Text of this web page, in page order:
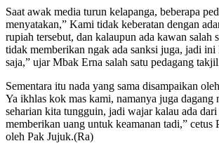
Saat awak media turun kelapanga, beberapa
menyatakan,” Kami tidak keberatan dengan
rupiah tersebut, dan kalaupun ada kawan salah
tidak memberikan ngak ada sanksi juga, jadi ini
saja,” ujar Mbak Erna salah satu pedagang
Sementara itu nada yang sama disampaikan
Ya ikhlas kok mas kami, namanya juga dagang
seharian kita tungguin, jadi wajar kalau ada
memberikan uang untuk keamanan tadi,”
oleh Pak Jujuk.(Ra)